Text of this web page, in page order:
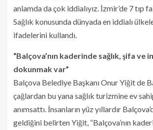
anlamda da çok iddialıyız. İzmir’de 7 tıp
Sağlık konusunda dünyada en iddialı
ifadelerini kullandı.
“Balçova’nın kaderinde sağlık, şifa ve
dokunmak var”
Balçova Belediye Başkanı Onur Yiğit de
çağlardan bu yana sağlık turizmine ev
anımsattı. İnsanların yüz yıllardır
geldiğini belirten Yiğit, “Balçova’nın